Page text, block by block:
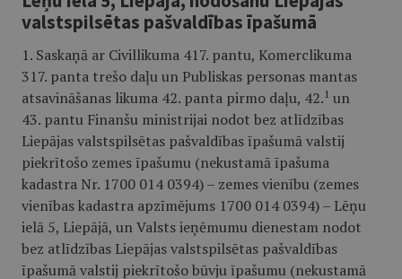
valstspilsētas pašvaldības īpašumā
1. Saskaņā ar Civillikuma 417. pantu, Komerclikuma
317. panta trešo daļu un Publiskas personas mantas
atsavināšanas likuma 42. panta pirmo daļu, 42. 1 un
43. pantu Finanšu ministrijai nodot bez atlīdzības
Liepājas valstspilsētas pašvaldības īpašumā valstij
piekrītošo zemes īpašumu (nekustamā īpašuma
kadastra Nr. 1700 014 0394) – zemes vienību (zemes
vienības kadastra apzīmējums 1700 014 0394) – Lēņu
ielā 5, Liepājā, un Valsts ieņēmumu dienestam nodot
bez atlīdzības Liepājas valstspilsētas pašvaldības
īpašumā valstij piekrītošo būvju īpašumu (nekustamā